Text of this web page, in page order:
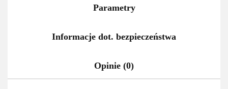
Parametry
Informacje dot. bezpieczeństwa
Opinie (0)